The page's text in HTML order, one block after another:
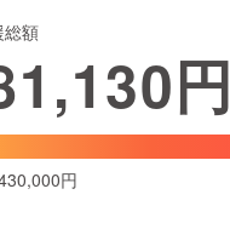
ファッション
総額
円
円